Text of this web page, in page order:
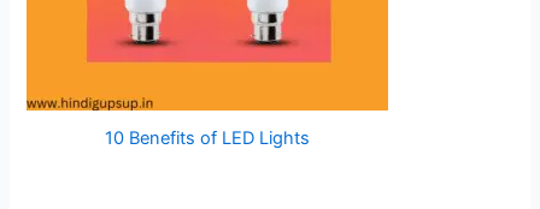
10 Benefits of LED Lights